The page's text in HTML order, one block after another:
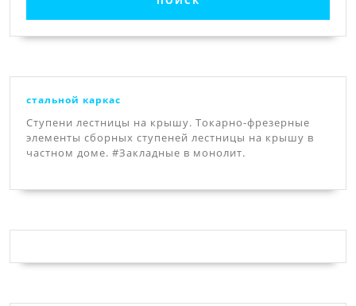
стальной каркас
Ступени лестницы на крышу. Токарно-фрезерные
элементы сборных ступеней лестницы на крышу в
частном доме. #Закладные в монолит.